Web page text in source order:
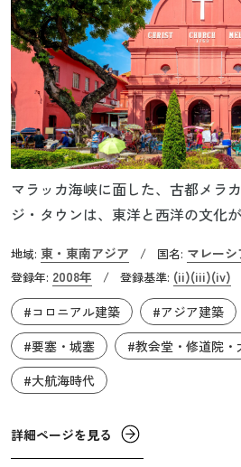
マラッカ海峡に面した、古都メラ
ジ・タウンは、東洋と西洋の文化
結ぶ最短航路だったマラッカ海峡
くの船が行き交う場所でした。こ
ンの変わり目に位置するため、こ
ために停泊する中継地として栄え
さまざまな国の人々が交流したこ
的な多様性が育まれ、非常に魅力
地域: 東・東南アジア / 国名: マレーシ
登録年: 2008年 / 登録基準: (ii)(iii)(iv)
#コロニアル建築
#アジア建築
#要塞・城塞
#教会堂・修道院・
#大航海時代
詳細ページを見る